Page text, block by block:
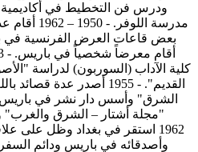
ودرس فن التخطيط في
مدرسة
كلية الآداب (السوربون) لدراسة
القديم". - 1955 أصدر عدة
"مجلة أشتار – الشرق والغرب"
1962 استقر في بغداد وظل على